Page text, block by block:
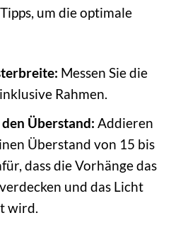
um die optimale
Messen Sie die
Rahmen.
Überstand: Addieren
Überstand von 15 bis
dass die Vorhänge das
und das Licht
wird.